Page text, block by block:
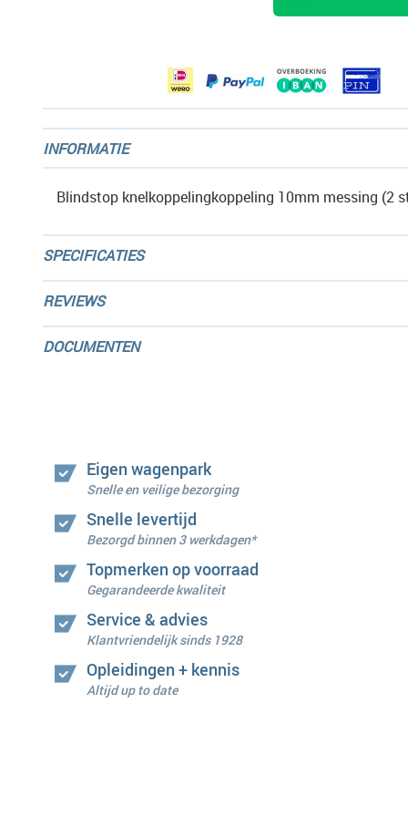
INFORMATIE
Blindstop knelkoppelingkoppeling 10mm messing (2
SPECIFICATIES
REVIEWS
DOCUMENTEN
Eigen wagenpark
Snelle en veilige bezorging
Snelle levertijd
Bezorgd binnen 3 werkdagen*
Topmerken op voorraad
Gegarandeerde kwaliteit
Service & advies
Klantvriendelijk sinds 1928
Opleidingen + kennis
Altijd up to date